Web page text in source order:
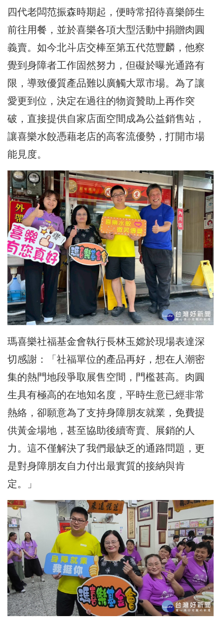
四代老闆范振森時期起，便時常招待喜樂師生
前往用餐，並於喜樂各項大型活動中捐贈肉圓
義賣。如今北斗店交棒至第五代范豐麟，他察
覺到身障者工作固然努力，但礙於曝光通路有
限，導致優質產品難以廣觸大眾市場。為了讓
愛更到位，決定在過往的物資贊助上再作突
破，直接提供自家店面空間成為公益銷售站，
讓喜樂水餃憑藉老店的高客流優勢，打開市場
能見度。
瑪喜樂社福基金會執行長林玉嫦於現場表達深
切感謝：「社福單位的產品再好，想在人潮密
集的熱門地段爭取展售空間，門檻甚高。肉圓
生具有極高的在地知名度，平時生意已經非常
熱絡，卻願意為了支持身障朋友就業，免費提
供黃金場地，甚至協助後續寄賣、展銷的人
力。這不僅解決了我們最缺乏的通路問題，更
是對身障朋友自力付出最實質的接納與肯
定。」